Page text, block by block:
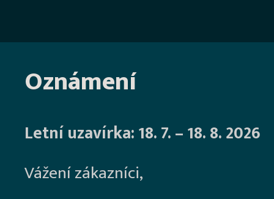
Oznámení
Letní uzavírka: 18. 7. – 18. 8. 2026
Vážení zákazníci,